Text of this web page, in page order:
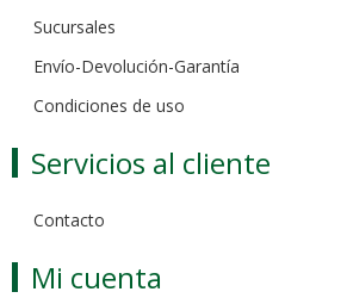
Sucursales
Envío-Devolución-Garantía
Condiciones de uso
Servicios al cliente
Contacto
Mi cuenta